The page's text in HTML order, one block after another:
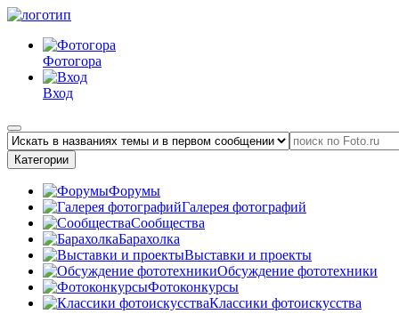
Фотогора
Вход
Категории
Форумы
Галерея фотографий
Сообщества
Барахолка
Выставки и проекты
Обсуждение фототехники
Фотоконкурсы
Классики фотоискусства